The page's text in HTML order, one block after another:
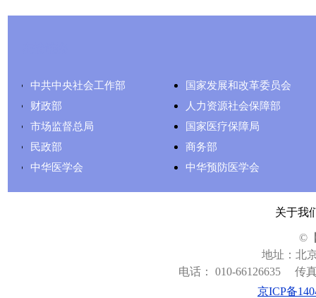
中共中央社会工作部
国家发展和改革委员会
财政部
人力资源社会保障部
市场监督总局
国家医疗保障局
民政部
商务部
中华医学会
中华预防医学会
关于我
©
地址：北
电话： 010-66126635
传
京ICP备